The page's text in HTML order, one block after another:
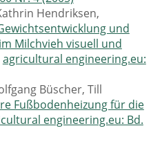
Hendriksen,
und
Milchvieh visuell und
agricultural engineering.eu:
Büscher, Till
Fußbodenheizung für die
engineering.eu: Bd.